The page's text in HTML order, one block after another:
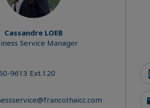
Cassandre LOEB
Service Manager
9613 Ext.120